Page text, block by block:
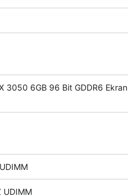
3050 6GB 96 Bit GDDR6 Ekran
UDIMM